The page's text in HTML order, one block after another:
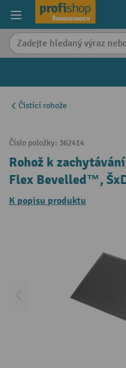
content
Čistící rohože
Číslo položky: 362414
Rohož k
Flex Bevelled™,
K popisu produktu